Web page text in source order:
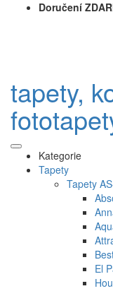
Doručení
tapety,
Kategorie
Tapety
Tapety
El